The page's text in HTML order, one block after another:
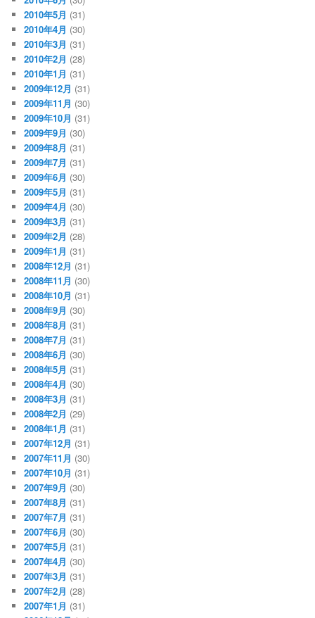
2010年5月 (31)
2010年4月 (30)
2010年3月 (31)
2010年2月 (28)
2010年1月 (31)
2009年12月 (31)
2009年11月 (30)
2009年10月 (31)
2009年9月 (30)
2009年8月 (31)
2009年7月 (31)
2009年6月 (30)
2009年5月 (31)
2009年4月 (30)
2009年3月 (31)
2009年2月 (28)
2009年1月 (31)
2008年12月 (31)
2008年11月 (30)
2008年10月 (31)
2008年9月 (30)
2008年8月 (31)
2008年7月 (31)
2008年6月 (30)
2008年5月 (31)
2008年4月 (30)
2008年3月 (31)
2008年2月 (29)
2008年1月 (31)
2007年12月 (31)
2007年11月 (30)
2007年10月 (31)
2007年9月 (30)
2007年8月 (31)
2007年7月 (31)
2007年6月 (30)
2007年5月 (31)
2007年4月 (30)
2007年3月 (31)
2007年2月 (28)
2007年1月 (31)